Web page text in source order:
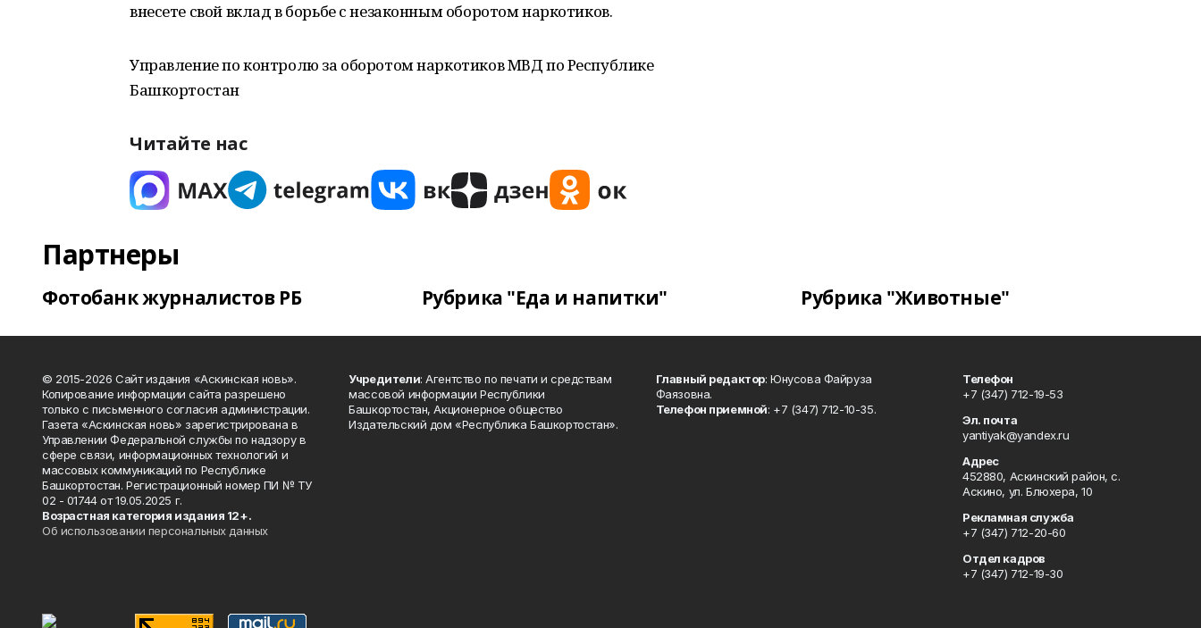
внесете свой вклад в борьбе с незаконным оборотом наркотиков.
Управление по контролю за оборотом наркотиков МВД по Республике
Башкортостан
Читайте нас
Партнеры
Фотобанк журналистов РБ Рубрика "Еда и напитки" Рубрика "Животные"
© 2015-2026 Сайт издания «Аскинская новь».
Копирование информации сайта разрешено
только с письменного согласия администрации.
Газета «Аскинская новь» зарегистрирована в
Управлении Федеральной службы по надзору в
сфере связи, информационных технологий и
массовых коммуникаций по Республике
Башкортостан. Регистрационный номер ПИ № ТУ
02 - 01744 от 19.05.2025 г.
Возрастная категория издания 12+.
Об использовании персональных данных
Учредители: Агентство по печати и средствам
массовой информации Республики
Башкортостан, Акционерное общество
Издательский дом «Республика Башкортостан».
Главный редактор: Юнусова Файруза
Фаязовна.
Телефон приемной: +7 (347) 712-10-35.
Телефон
+7 (347) 712-19-53
Эл. почта
yantiyak@yandex.ru
Адрес
452880, Аскинский район, с.
Аскино, ул. Блюхера, 10
Рекламная служба
+7 (347) 712-20-60
Отдел кадров
+7 (347) 712-19-30